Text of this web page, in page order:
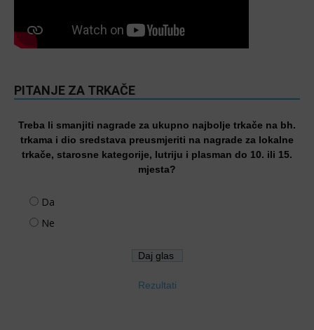
PITANJE ZA TRKAČE
Treba li smanjiti nagrade za ukupno najbolje trkače na bh.
trkama i dio sredstava preusmjeriti na nagrade za lokalne
trkače, starosne kategorije, lutriju i plasman do 10. ili 15.
mjesta?
Da
Ne
Rezultati